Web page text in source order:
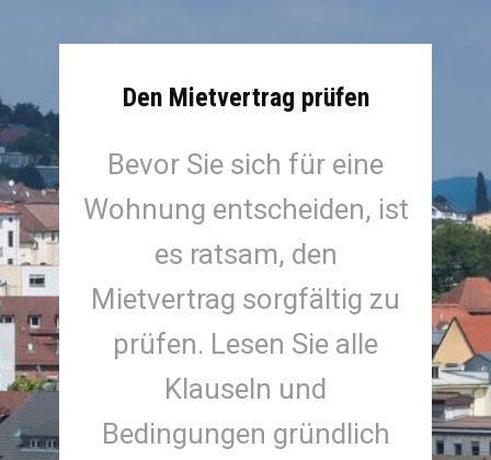
Den Mietvertrag prüfen
Bevor Sie sich für eine
Wohnung entscheiden, ist
es ratsam, den
Mietvertrag sorgfältig zu
prüfen. Lesen Sie alle
Klauseln und
Bedingungen gründlich